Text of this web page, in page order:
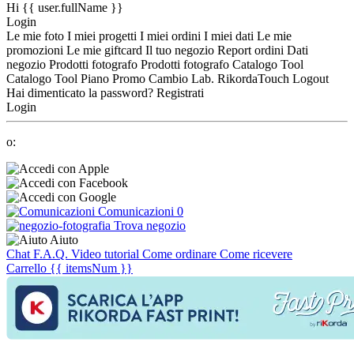
Hi {{ user.fullName }}
Login
Le mie foto I miei progetti I miei ordini I miei dati Le mie
promozioni Le mie giftcard Il tuo negozio Report ordini Dati
negozio Prodotti fotografo Prodotti fotografo Catalogo Tool
Catalogo Tool Piano Promo Cambio Lab. RikordaTouch Logout
Hai dimenticato la password? Registrati
Login
o:
Comunicazioni 0
Trova negozio
Aiuto
Chat F.A.Q. Video tutorial Come ordinare Come ricevere
Carrello {{ itemsNum }}